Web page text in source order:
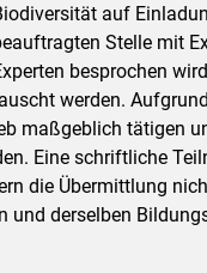
auf
Stelle mit
besprochen
werden.
maßgeblich tätigen
Eine schriftliche
die Übermittlung
und derselben